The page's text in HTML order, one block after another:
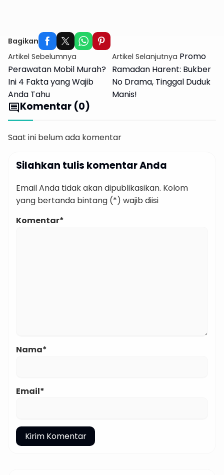
Bagikan
Artikel Sebelumnya
Perawatan Mobil Murah?
Ini 4 Fakta yang Wajib
Anda Tahu
Artikel Selanjutnya Promo
Ramadan Harent: Bukber
No Drama, Tinggal Duduk
Manis!
commentKomentar (0)
Saat ini belum ada komentar
Silahkan tulis komentar Anda
Email Anda tidak akan dipublikasikan. Kolom
yang bertanda bintang (*) wajib diisi
Komentar*
Nama*
Email*